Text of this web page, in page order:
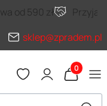
od 590 zł
sklep@zpradem.pl
Produkty